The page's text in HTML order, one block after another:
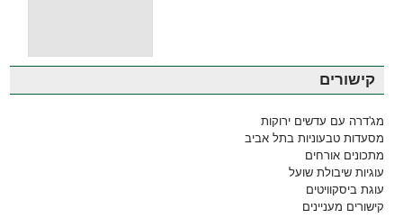
קישורים
מג'דרה עם עדשים ירוקות
מסעדות טבעוניות בתל אביב
מתכונים אורחים
עוגיות שיבולת שועל
עוגת ביסקוויטים
קישורים מעניינים